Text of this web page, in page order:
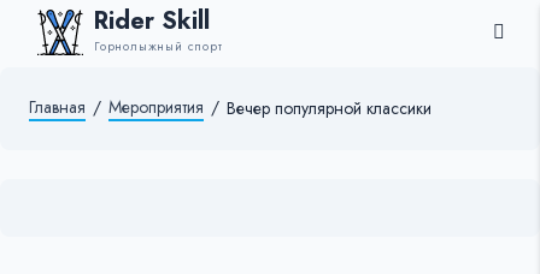
Rider Skill
Горнолыжный спорт
Главная / Мероприятия / Вечер популярной классики